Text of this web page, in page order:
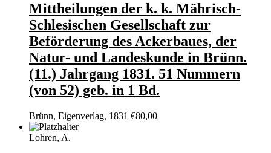
Mittheilungen der k. k. Mährisch-
Schlesischen Gesellschaft zur
Beförderung des Ackerbaues, der
Natur- und Landeskunde in Brünn.
(11.) Jahrgang 1831. 51 Nummern
(von 52) geb. in 1 Bd.
Brünn, Eigenverlag, 1831 €80,00
Lohren, A.